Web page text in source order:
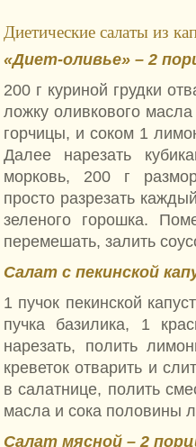
Диетические салаты из
«Диет-оливье» – 2
200 г куриной грудки
ложку оливкового
горчицы, и соком 1
Далее нарезать
морковь, 200 г
просто разрезать
зеленого горошка.
перемешать, залить
Салат с пекинской
1 пучок пекинской
пучка базилика, 1
нарезать, полить
креветок отварить и
в салатнице, полить
масла и сока половины
Салат мясной – 2